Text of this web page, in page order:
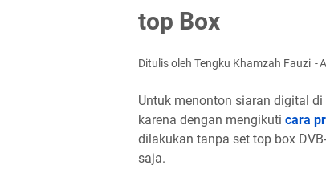
top Box
Ditulis oleh Tengku Khamzah Fauzi
Untuk menonton siaran digital
karena dengan mengikuti cara
dilakukan tanpa set top box
saja.